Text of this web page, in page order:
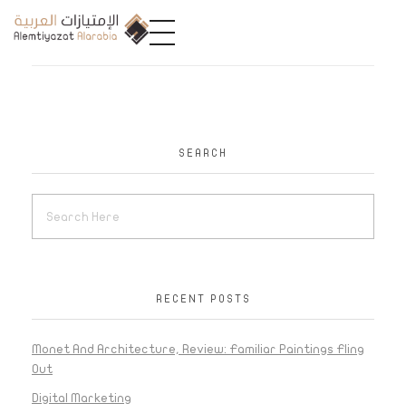
SEARCH
RECENT POSTS
Monet And Architecture, Review: Familiar Paintings Fling
Out
Digital Marketing